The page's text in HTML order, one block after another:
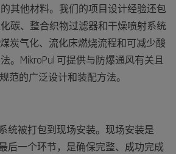
其他材料。我们的项目设计经验还包
碳、整合织物过滤器和干燥喷射系统
炭气化、流化床燃烧流程和可减少酸
。MikroPul 可提供与防爆通风有关且
范的广泛设计和装配方法。
统被打包到现场安装。现场安装是
后一个环节，是确保完整、成功完成